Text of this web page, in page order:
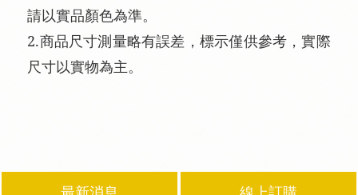
請以實品顏色為準。
2.商品尺寸測量略有誤差，標示僅供參考，實際
尺寸以實物為主。